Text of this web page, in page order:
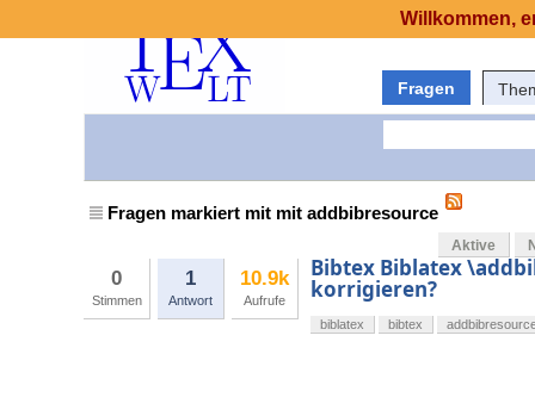
Fragen
Fragen markiert mit mit addbibresource
Aktive
0
Stimmen
1
Antwort
10.9k
Aufrufe
Bibtex Biblatex
korrigieren?
biblatex bibtex
Willkommen,